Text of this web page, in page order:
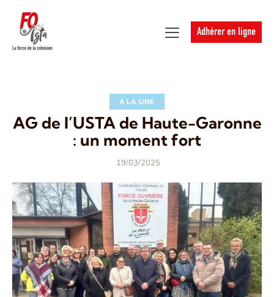
Adhérer en ligne
A LA UNE
AG de l’USTA de Haute-Garonne
: un moment fort
19/03/2025